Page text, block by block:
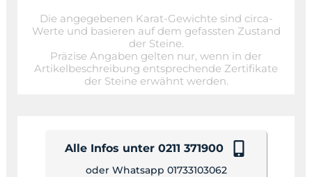
Die angegebenen Karat-Gewichte sind circa-
Werte und basieren auf dem gefassten Zustand
der Steine.
Präzise Angaben gelten nur, wenn in der
Artikelbeschreibung entsprechende Zertifikate
der Steine erwähnt werden.
Alle Infos unter 0211 371900
oder Whatsapp 01733103062